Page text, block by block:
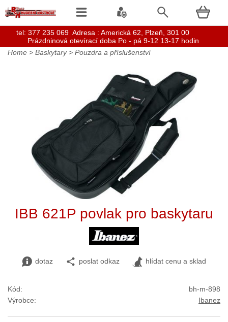
Home > Baskytary> Pouzdra a příslušenství
IBB 621P povlak pro baskytaru
dotaz poslat odkaz hlídat cenu a sklad
Kód:
bh-m-898
Výrobce:
Ibanez
tel: 377 235 069 Adresa : Americká 62, Plzeň, 301 00
Prázdninová otevírací doba Po - pá 9-12 13-17 hodin